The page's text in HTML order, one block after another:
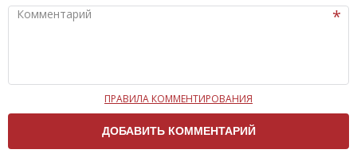
Комментарий
Чтобы ваш комментарий был опубликован на сайте,
вам нужно придерживаться следующих правил:
Комментарий не может быть слишком
ПРАВИЛА КОММЕНТИРОВАНИЯ